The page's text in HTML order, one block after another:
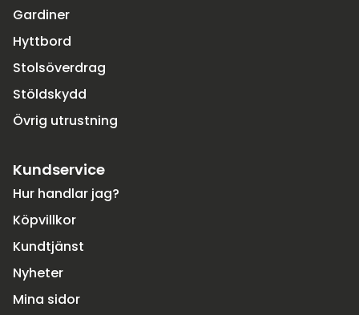
Gardiner
Hyttbord
Stolsöverdrag
Stöldskydd
Övrig utrustning
Kundservice
Hur handlar jag?
Köpvillkor
Kundtjänst
Nyheter
Mina sidor